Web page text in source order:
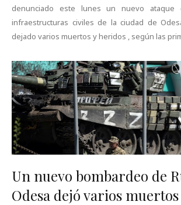
denunciado este lunes un nuevo ataque
infraestructuras civiles de la ciudad de
dejado varios muertos y heridos , según las
Un nuevo bombardeo de
Odesa dejó varios muertos